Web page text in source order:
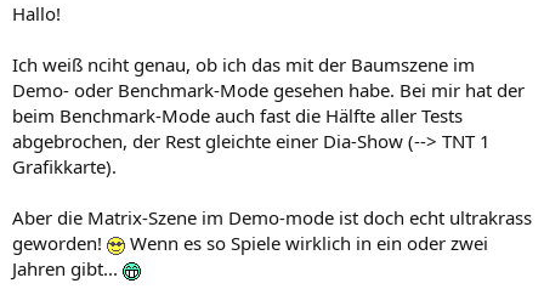
Hallo!
Ich weiß nciht genau, ob ich das mit der Baumszene im
Demo- oder Benchmark-Mode gesehen habe. Bei mir hat der
beim Benchmark-Mode auch fast die Hälfte aller Tests
abgebrochen, der Rest gleichte einer Dia-Show (--> TNT 1
Grafikkarte).
Aber die Matrix-Szene im Demo-mode ist doch echt ultrakrass
geworden!
Wenn es so Spiele wirklich in ein oder zwei
Jahren gibt...